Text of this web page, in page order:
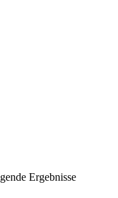
Ergebnisse